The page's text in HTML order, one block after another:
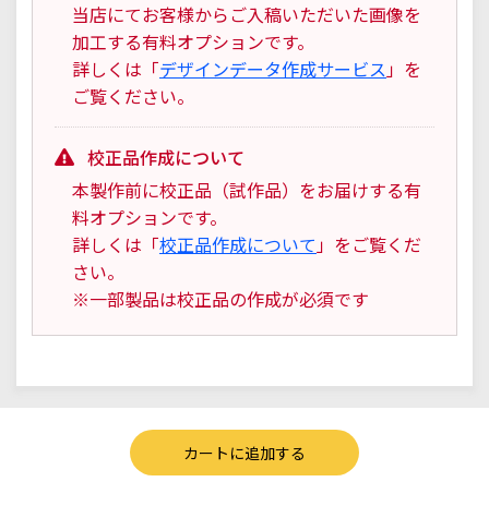
当店にてお客様からご入稿いただいた画像を
加工する有料オプションです。
詳しくは「デザインデータ作成サービス」を
ご覧ください。
校正品作成について
本製作前に校正品（試作品）をお届けする有
料オプションです。
詳しくは「校正品作成について」をご覧くだ
さい。
※一部製品は校正品の作成が必須です